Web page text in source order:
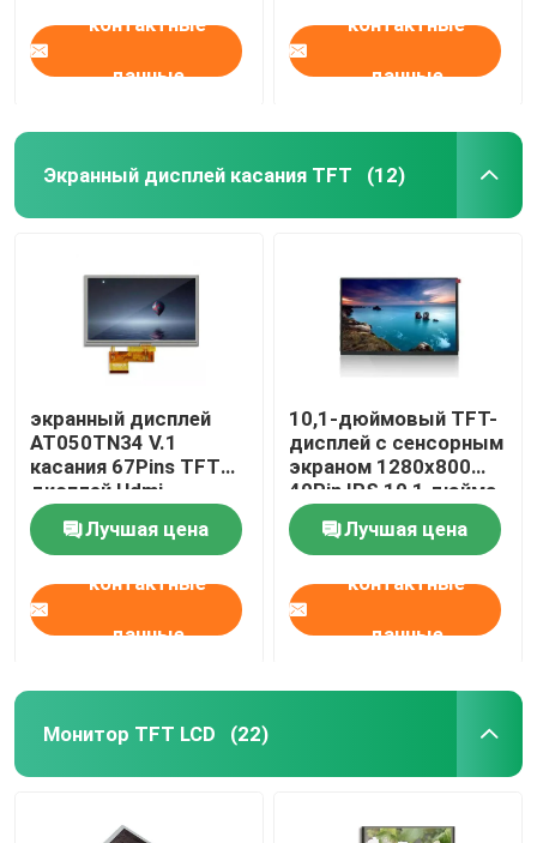
контактные
данные
контактные
данные
Экранный дисплей касания TFT (12)
экранный дисплей
AT050TN34 V.1
касания 67Pins TFT
дисплей Hdmi
400cd/M2 LCD 5
дюймовЛучшая цена
контактные
данные
10,1-дюймовый TFT-
дисплей с сенсорным
экраном 1280x800
40Pin IPS 10,1 дюйма
1280x800
Лучшая цена
контактные
данные
Монитор TFT LCD (22)